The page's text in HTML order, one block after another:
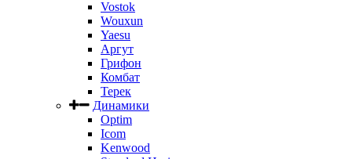
Vostok
Wouxun
Yaesu
Аргут
Грифон
Комбат
Терек
Динамики
Optim
Icom
Kenwood